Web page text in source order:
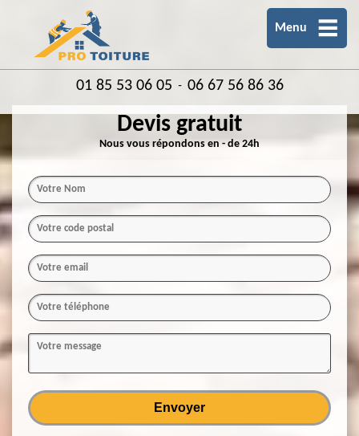
Menu
01 85 53 06 05 - 06 67 56 86 36
Devis gratuit
Nous vous répondons en - de 24h